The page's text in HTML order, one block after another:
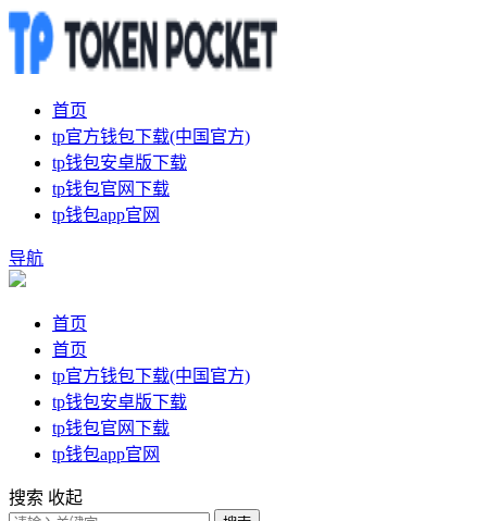
首页
tp官方钱包下载(中国官方)
tp钱包安卓版下载
tp钱包官网下载
tp钱包app官网
导航
首页
首页
tp官方钱包下载(中国官方)
tp钱包安卓版下载
tp钱包官网下载
tp钱包app官网
搜索 收起